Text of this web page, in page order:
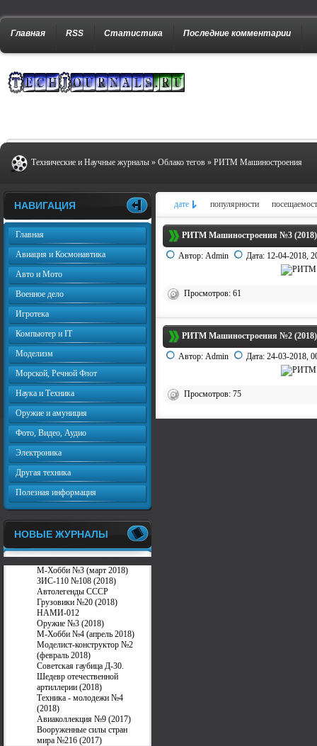
Главная RSS Статистика Последние комментарии
Технические и Научные журналы » Облако тегов » РИТМ Машиностроения
дате популярности
РИТМ Машиностроения №3 (2018)
Автор: Admin Дата: 12-04-2018,
Просмотров: 61
РИТМ Машиностроения №2 (2018)
Автор: Admin Дата: 24-03-2018,
Просмотров: 75
НАВИГАЦИЯ
Главная
Авиация и Космонавтика
Авто и Мото
Военное дело
Игротека
Компьютер и IT
Моделизм
Морской, Речной Флот
Наука и Техника
Оружие и амуниция
Фото, Видео, Аудио
Электроника
Другая техника
Полезная информация
НОВЫЕ ЖУРНАЛЫ
М-Хобби №3 (март 2018)
ЗИС-110 №108 (2018)
Автолегенды СССР
Грузовики №20 (2018)
НАМИ-012
Оружие №3 (2018)
М-Хобби №4 (апрель 2018)
Моделист-конструктор №2
(февраль 2018)
Советская гаубица Д-30.
Шедевр отечественной
артиллерии (2018)
Техника - молодежи №4
(2018)
Авиаколлекция №9 (2017)
Вооруженные силы стран
мира №216 (2017)